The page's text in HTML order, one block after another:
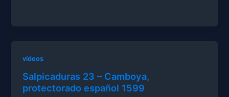
vídeos
Salpicaduras 23 – Camboya,
protectorado español 1599